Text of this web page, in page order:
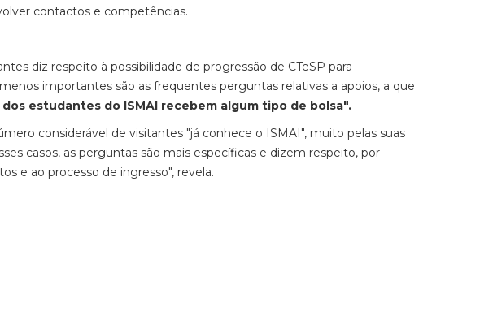
contactos e competências.
diz respeito à possibilidade de progressão de CTeSP para
importantes são as frequentes perguntas relativas a apoios, a que
estudantes do ISMAI recebem algum tipo de bolsa".
considerável de visitantes "já conhece o ISMAI", muito pelas suas
casos, as perguntas são mais específicas e dizem respeito, por
e ao processo de ingresso", revela.